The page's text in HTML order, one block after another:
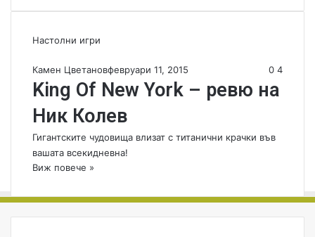
Настолни игри
Камен Цветановфевруари 11, 2015 0 4
King Of New York – ревю на
Ник Колев
Гигантските чудовища влизат с титанични крачки във
вашата всекидневна!
Виж повече »